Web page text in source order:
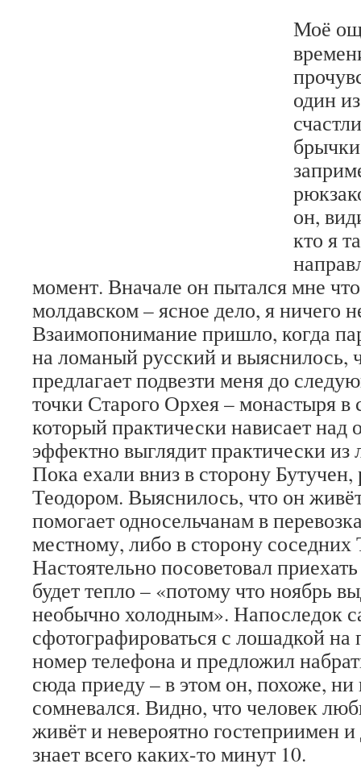
Моё
один
он,
кто я
момент. Вначале он пытался мне
молдавском – ясное дело, я ничего
Взаимопонимание пришло, когда
на ломаный русский и выяснилось,
предлагает подвезти меня до
точки Старого Орхея – монастыря в
который практически нависает над
эффектно выглядит практически
Пока ехали вниз в сторону Бутучен,
Теодором. Выяснилось, что он
помогает односельчанам в
местному, либо в сторону соседних
Настоятельно посоветовал
будет тепло – «потому что ноябрь
необычно холодным». Напоследок
сфотографироваться с лошадкой на
номер телефона и предложил
сюда приеду – в этом он, похоже, ни
сомневался. Видно, что человек
живёт и невероятно гостеприимен
знает всего каких-то минут 10.